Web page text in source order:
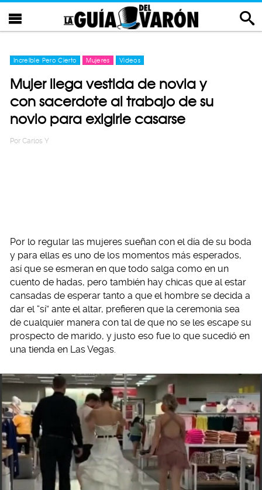
Increíble Pero Cierto Mujeres Videos
Mujer llega vestida de novia y
con sacerdote al trabajo de su
novio para exigirle casarse
Por Carlos Y
Por lo regular las mujeres sueñan con el día de su boda
y para ellas es uno de los momentos más esperados,
así que se esmeran en que todo salga como en un
cuento de hadas, pero también hay chicas que al estar
cansadas de esperar tanto a que el hombre se decida a
dar el “sí” ante el altar, prefieren que la ceremonia sea
de cualquier manera con tal de que no se les escape su
prospecto de marido, y justo eso fue lo que sucedió en
una tienda en Las Vegas.